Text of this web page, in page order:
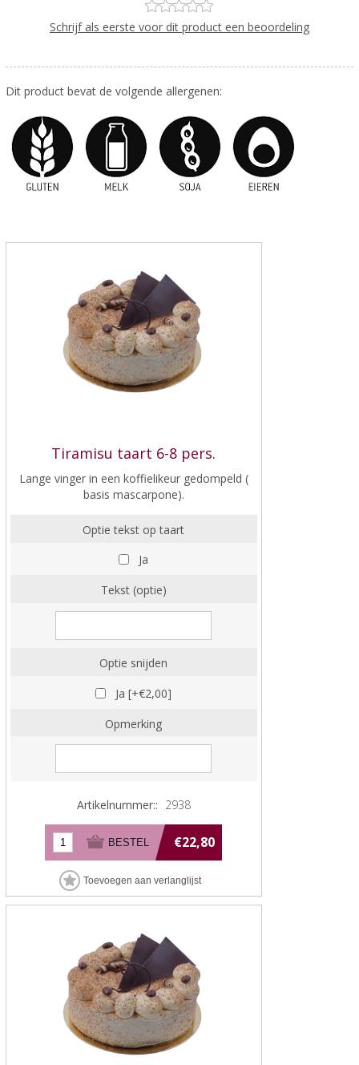
Schrijf als eerste voor dit product een beoordeling
Dit product bevat de volgende allergenen:
Tiramisu taart 6-8 pers.
Lange vinger in een koffielikeur gedompeld (
basis mascarpone).
Optie tekst op taart
Ja
Tekst (optie)
Optie snijden
Ja [+€2,00]
Opmerking
Artikelnummer:: 2938
€22,80